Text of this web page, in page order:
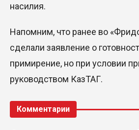
насилия.
Напомним, что ранее во «
сделали заявление о
примирение, но при условии
руководством КазТАГ.
Комментарии